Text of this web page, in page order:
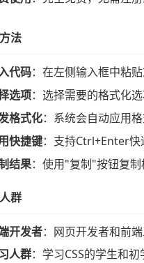
法
代码：在左侧输入框中粘
选项：选择需要的格式化
格式化：系统会自动应用
快捷键：支持Ctrl+Enter快
结果：使用"复制"按钮复
群
开发者：网页开发者和前
人群：学习CSS的学生和初